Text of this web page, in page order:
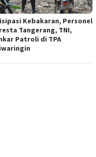
Kebakaran, Personel
Tangerang, TNI,
Patroli di TPA